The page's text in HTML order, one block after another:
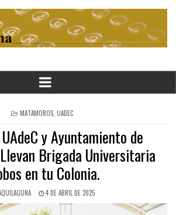
POSTED
IN
MATAMOROS UADEC
y Ayuntamiento de
Brigada Universitaria
en tu Colonia.
4 DE ABRIL DE 2025